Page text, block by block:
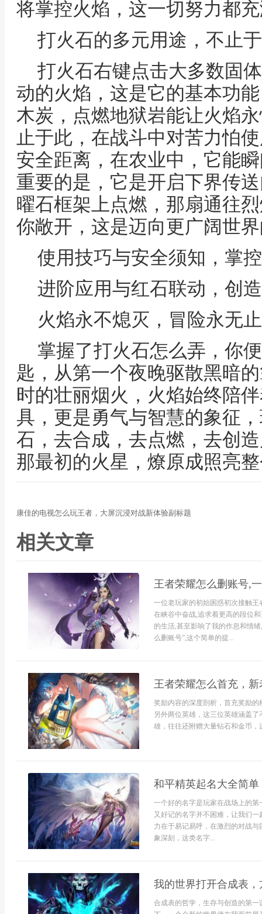
将掌控火焰，这一切努力都
打火石的多元用途，不止
打火石右键点击大多数固
动的火焰，这是它的基本功
木炭，点燃地狱岩能让火焰
止于此，在战斗中对苦力怕
安全距离，在农业中，它能
重要的是，它是开启下界传
曜石框架上点燃，那扇通往
你敞开，这是迈向更广阔世
使用技巧与安全须知，掌
进阶应用与红石联动，创
火焰永不熄灭，冒险永无
掌握了打火石怎么弄，你
匙，从第一个夜晚驱散黑暗
时的壮丽烟火，火焰始终陪
具，更是勇气与智慧的象征
石，去合成，去点燃，去创
那最初的火星，燎原成照亮
康佳的电视怎么玩王者，大屏沉浸对战新体验副标题
相关文章
王者荣耀怎么删账号,
一位老玩家的初始困惑初次接触
在峡谷中奋战,追求着更高的段位
的生活,甚至影响了我的作息和情
么删账号”,这个简单的提...
王者荣耀怎么首充，
奖励内容的深度剖析，首充奖励
另外两位英雄，这三位英雄涵盖
雄，往往还附赠大量钻石和金币，
和平精英起名大全简
一个好的名字是玩家在战场上的
又好记的名字并不困难，让我们
力在于易记易呼，在激烈的对战
象深刻，这类名字...
我的世界打开合成表
合成表的哲学，生存与创造的第